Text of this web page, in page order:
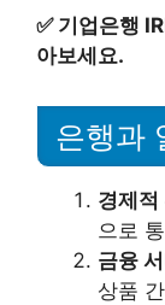
✅ 기업은행
아보세요.
은행과
경제적
으로
금융
상품